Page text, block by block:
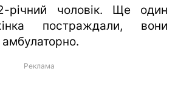
річний чоловік. Ще один
постраждали, вони
Реклама